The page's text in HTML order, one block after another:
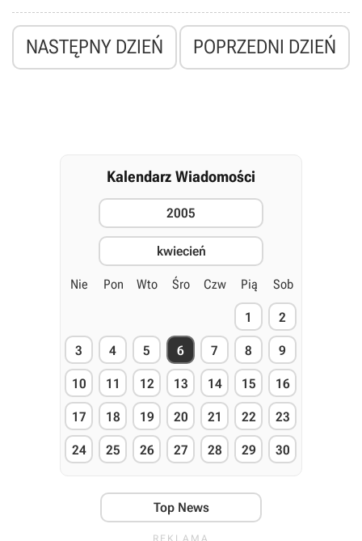
przed pięcioma dniami, ale dziś chcielibyśmy przedstawić
dodatkowe informacje tekstowe wraz z nowym wizerunkiem
seksownej pani archeolog.
NASTĘPNY DZIEŃ POPRZEDNI DZIEŃ
Kalendarz Wiadomości
2005
kwiecień
Nie Pon Wto Śro Czw Pią Sob
1 2
3 4 5 6 7 8 9
10 11 12 13 14 15 16
17 18 19 20 21 22 23
24 25 26 27 28 29 30
Top News